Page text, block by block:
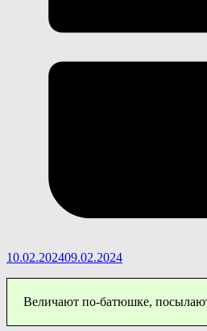
10.02.202409.02.2024
Величают по-батюшке,